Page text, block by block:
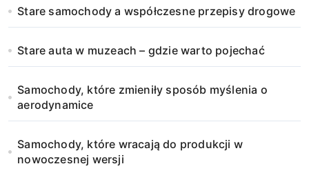
Stare samochody a współczesne przepisy drogowe
Stare auta w muzeach – gdzie warto pojechać
Samochody, które zmieniły sposób myślenia o
aerodynamice
Samochody, które wracają do produkcji w
nowoczesnej wersji